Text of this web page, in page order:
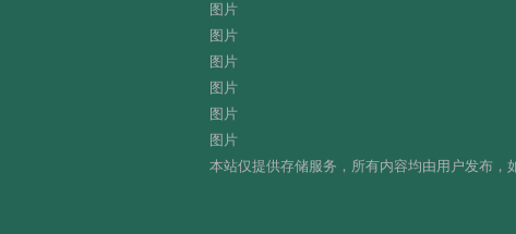
图片
图片
图片
图片
图片
图片
本站仅提供存储服务，所有内容均由用户发布，